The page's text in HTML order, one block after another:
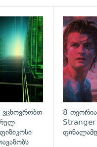
გადახედვა
8
Stranger